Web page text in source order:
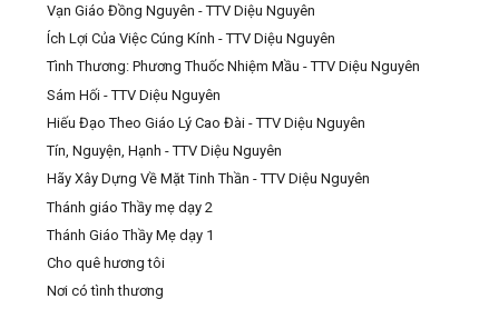
Vạn Giáo Đồng Nguyên - TTV Diệu Nguyên
Ích Lợi Của Việc Cúng Kính - TTV Diệu Nguyên
Tình Thương: Phương Thuốc Nhiệm Mầu - TTV Diệu Nguyên
Sám Hối - TTV Diệu Nguyên
Hiếu Đạo Theo Giáo Lý Cao Đài - TTV Diệu Nguyên
Tín, Nguyện, Hạnh - TTV Diệu Nguyên
Hãy Xây Dựng Về Mặt Tinh Thần - TTV Diệu Nguyên
Thánh giáo Thầy mẹ dạy 2
Thánh Giáo Thầy Mẹ dạy 1
Cho quê hương tôi
Nơi có tình thương